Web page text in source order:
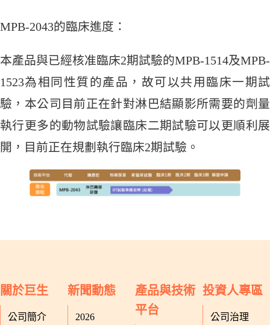
MPB-2043的臨床進度：
本產品與已經核准臨床2期試驗的MPB-1514及MPB-
1523為相同性質的產品，故可以共用臨床一期試
驗，本公司目前正在針對淋巴結顯影所需要的劑量
執行更多的動物試驗讓臨床二期試驗可以更順利展
開，目前正在規劃執行臨床2期試驗。
關於巨生
公司簡介
新聞動態
2026
產品與技術
平台
投資人專區
公司治理